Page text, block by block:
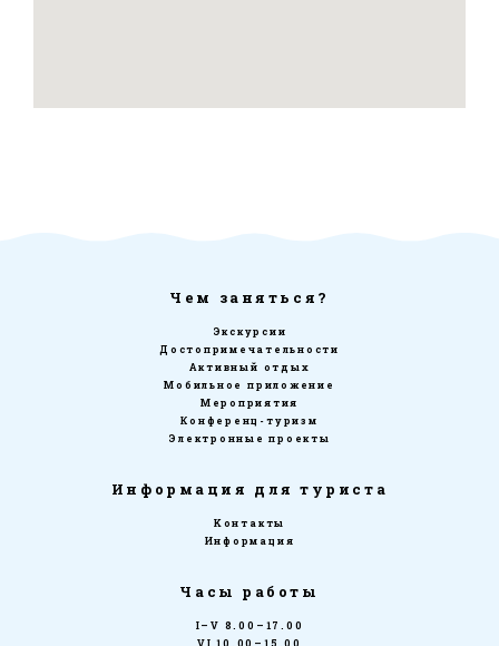
Чем заняться?
Экскурсии
Достопримечательности
Активный отдых
Мобильное приложение
Мероприятия
Конференц-туризм
Электронные проекты
Информация для туриста
Kонтакты
Информация
Часы работы
I–V 8.00–17.00
VI 10.00–15.00